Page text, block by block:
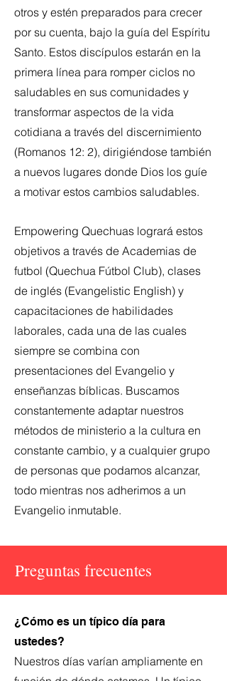
otros y estén preparados para crecer
por su cuenta, bajo la guía del Espíritu
Santo. Estos discípulos estarán en la
primera línea para romper ciclos no
saludables en sus comunidades y
transformar aspectos de la vida
cotidiana a través del discernimiento
(Romanos 12: 2), dirigiéndose también
a nuevos lugares donde Dios los guíe
a motivar estos cambios saludables.
Empowering Quechuas logrará estos
objetivos a través de Academias de
futbol (Quechua Fútbol Club), clases
de inglés (Evangelistic English) y
capacitaciones de habilidades
laborales, cada una de las cuales
siempre se combina con
presentaciones del Evangelio y
enseñanzas bíblicas. Buscamos
constantemente adaptar nuestros
métodos de ministerio a la cultura en
constante cambio, y a cualquier grupo
de personas que podamos alcanzar,
todo mientras nos adherimos a un
Evangelio inmutable.
Preguntas frecuentes
¿Cómo es un típico día para
ustedes?
Nuestros días varían ampliamente en